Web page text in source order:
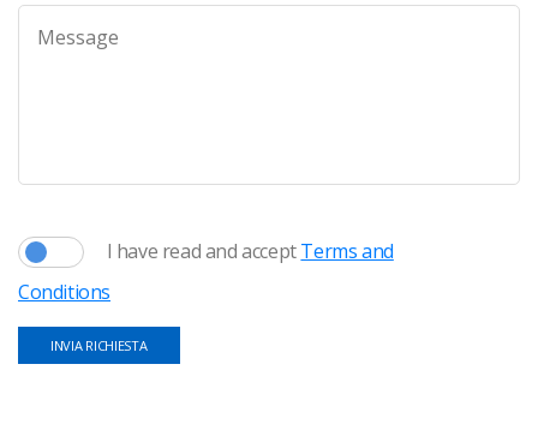
I have read and acceptTerms and
Conditions
INVIA RICHIESTA